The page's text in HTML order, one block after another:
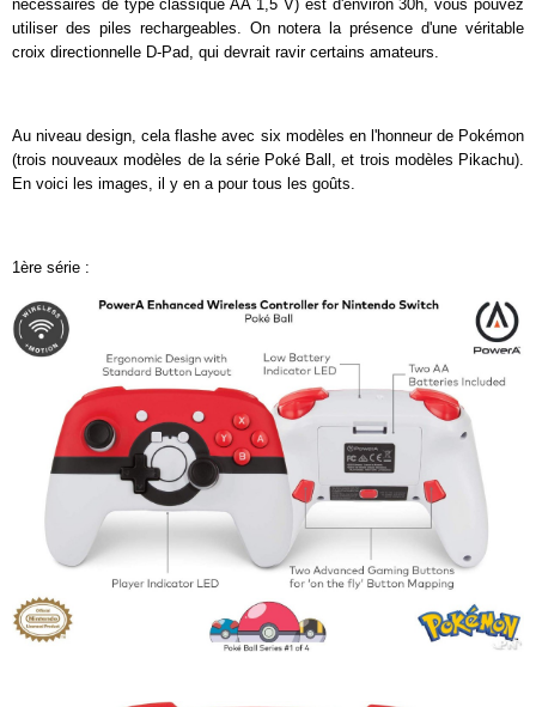
nécessaires de type classique AA 1,5 V) est d'environ 30h, vous pouvez
utiliser des piles rechargeables. On notera la présence d'une véritable
croix directionnelle D-Pad, qui devrait ravir certains amateurs.
Au niveau design, cela flashe avec six modèles en l'honneur de Pokémon
(trois nouveaux modèles de la série Poké Ball, et trois modèles Pikachu).
En voici les images, il y en a pour tous les goûts.
1ère série :